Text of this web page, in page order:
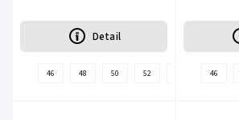
Detail
46 48 50 52 56
46